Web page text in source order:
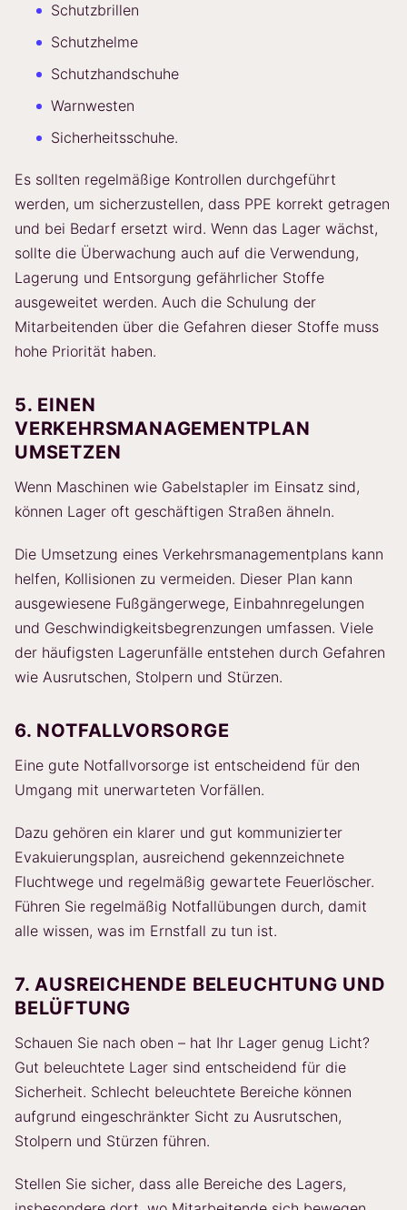
Schutzbrillen
Schutzhelme
Schutzhandschuhe
Warnwesten
Sicherheitsschuhe.
Es sollten regelmäßige Kontrollen durchgeführt
werden, um sicherzustellen, dass PPE korrekt getragen
und bei Bedarf ersetzt wird. Wenn das Lager wächst,
sollte die Überwachung auch auf die Verwendung,
Lagerung und Entsorgung gefährlicher Stoffe
ausgeweitet werden. Auch die Schulung der
Mitarbeitenden über die Gefahren dieser Stoffe muss
hohe Priorität haben.
5. EINEN
VERKEHRSMANAGEMENTPLAN
UMSETZEN
Wenn Maschinen wie Gabelstapler im Einsatz sind,
können Lager oft geschäftigen Straßen ähneln.
Die Umsetzung eines Verkehrsmanagementplans kann
helfen, Kollisionen zu vermeiden. Dieser Plan kann
ausgewiesene Fußgängerwege, Einbahnregelungen
und Geschwindigkeitsbegrenzungen umfassen. Viele
der häufigsten Lagerunfälle entstehen durch Gefahren
wie Ausrutschen, Stolpern und Stürzen.
6. NOTFALLVORSORGE
Eine gute Notfallvorsorge ist entscheidend für den
Umgang mit unerwarteten Vorfällen.
Dazu gehören ein klarer und gut kommunizierter
Evakuierungsplan, ausreichend gekennzeichnete
Fluchtwege und regelmäßig gewartete Feuerlöscher.
Führen Sie regelmäßig Notfallübungen durch, damit
alle wissen, was im Ernstfall zu tun ist.
7. AUSREICHENDE BELEUCHTUNG UND
BELÜFTUNG
Schauen Sie nach oben – hat Ihr Lager genug Licht?
Gut beleuchtete Lager sind entscheidend für die
Sicherheit. Schlecht beleuchtete Bereiche können
aufgrund eingeschränkter Sicht zu Ausrutschen,
Stolpern und Stürzen führen.
Stellen Sie sicher, dass alle Bereiche des Lagers,